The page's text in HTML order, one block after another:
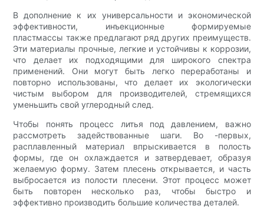
В дополнение к их универсальности и экономической
эффективности, инъекционные формируемые
пластмассы также предлагают ряд других преимуществ.
Эти материалы прочные, легкие и устойчивы к коррозии,
что делает их подходящими для широкого спектра
применений. Они могут быть легко переработаны и
повторно использованы, что делает их экологически
чистым выбором для производителей, стремящихся
уменьшить свой углеродный след.
Чтобы понять процесс литья под давлением, важно
рассмотреть задействованные шаги. Во -первых,
расплавленный материал впрыскивается в полость
формы, где он охлаждается и затвердевает, образуя
желаемую форму. Затем плесень открывается, и часть
выбросается из полости плесени. Этот процесс может
быть повторен несколько раз, чтобы быстро и
эффективно производить большие количества деталей.